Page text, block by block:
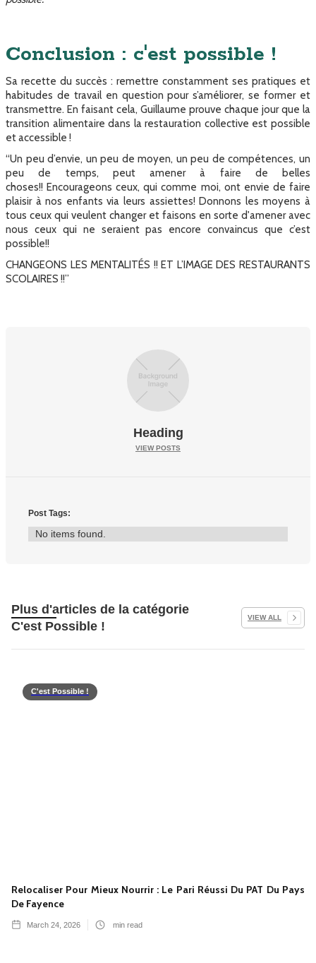
Conclusion : c'est possible !
Sa recette du succès : remettre constamment ses pratiques et
habitudes de travail en question pour s’améliorer, se former et
transmettre. En faisant cela, Guillaume prouve chaque jour que la
transition alimentaire dans la restauration collective est possible
et accessible !
“Un peu d’envie, un peu de moyen, un peu de compétences, un
peu de temps, peut amener à faire de belles
choses!! Encourageons ceux, qui comme moi, ont envie de faire
plaisir à nos enfants via leurs assiettes! Donnons les moyens à
tous ceux qui veulent changer et faisons en sorte d'amener avec
nous ceux qui ne seraient pas encore convaincus que c’est
possible!!
CHANGEONS LES MENTALITÉS !! ET L’IMAGE DES RESTAURANTS
SCOLAIRES !!”
Heading
VIEW POSTS
Post Tags:
No items found.
Plus d'articles de la catégorie
C'est Possible !
VIEW ALL
C'est Possible !
Relocaliser Pour Mieux Nourrir : Le Pari Réussi Du PAT Du Pays
De Fayence
March 24, 2026 min read